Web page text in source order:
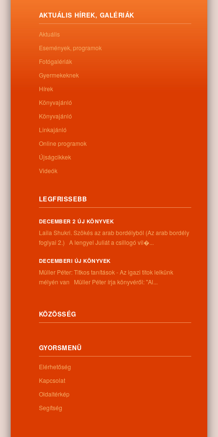
város is közigazgatásilag Szabolcs vármegyéhez tartoztak.
Letöltés
Kapcsolódó anyagok
Nem található kapcsolódó anyag
Információk
4262 Nyíracsád, Kassai u. 4.
Telefon:
Hétfő: 9:00-12:00 13:00-16:30
Kedd: 9:00-12:00 13:00-16:30
Péntek: 9:00-12:00 13:00-16:30
Szombat: 9:00-12:00
Vasárnap: zárva
Hírlevél
AKTUÁLIS HÍREK, GALÉRIÁK
Aktuális
Események, programok
Fotógalériák
Gyermekeknek
Hírek
Könyvajánló
Könyvajánló
Linkajánló
Online programok
Újságcikkek
Videók
LEGFRISSEBB
DECEMBER 2 ÚJ KÖNYVEK
Laila Shukri. Szökés ​az arab bordélyból (Az arab bordély
foglyai 2.) A lengyel Juliát a csillogó vil�...
DECEMBERI ÚJ KÖNYVEK
Müller Péter: Titkos tanítások - Az igazi titok lelkünk
mélyén van Müller Péter írja könyvéről: "Al...
KÖZÖSSÉG
GYORSMENÜ
Elérhetőség
Kapcsolat
Oldaltérkép
Segítség